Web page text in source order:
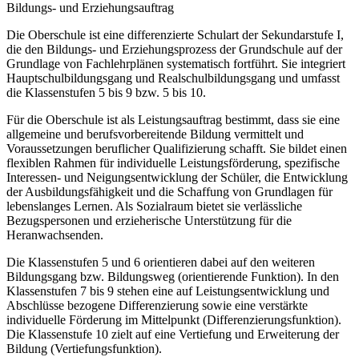
Bildungs- und Erziehungsauftrag
Die Oberschule ist eine differenzierte Schulart der Sekundarstufe I,
die den Bildungs- und Erziehungsprozess der Grundschule auf der
Grundlage von Fachlehrplänen systematisch fortführt. Sie integriert
Hauptschulbildungsgang und Realschulbildungsgang und umfasst
die Klassenstufen 5 bis 9 bzw. 5 bis 10.
Für die Oberschule ist als Leistungsauftrag bestimmt, dass sie eine
allgemeine und berufsvorbereitende Bildung vermittelt und
Voraussetzungen beruflicher Qualifizierung schafft. Sie bildet einen
flexiblen Rahmen für individuelle Leistungsförderung, spezifische
Interessen- und Neigungsentwicklung der Schüler, die Entwicklung
der Ausbildungsfähigkeit und die Schaffung von Grundlagen für
lebenslanges Lernen. Als Sozialraum bietet sie verlässliche
Bezugspersonen und erzieherische Unterstützung für die
Heranwachsenden.
Die Klassenstufen 5 und 6 orientieren dabei auf den weiteren
Bildungsgang bzw. Bildungsweg (orientierende Funktion). In den
Klassenstufen 7 bis 9 stehen eine auf Leistungsentwicklung und
Abschlüsse bezogene Differenzierung sowie eine verstärkte
individuelle Förderung im Mittelpunkt (Differenzierungsfunktion).
Die Klassenstufe 10 zielt auf eine Vertiefung und Erweiterung der
Bildung (Vertiefungsfunktion).